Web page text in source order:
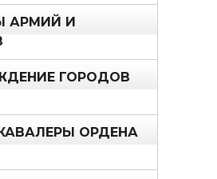
АРМИЙ И
ГОРОДОВ
ОРДЕНА